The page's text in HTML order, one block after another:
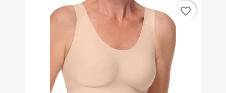
favorite_border